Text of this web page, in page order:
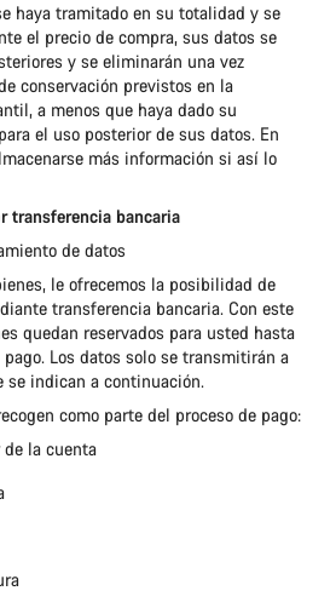
haya tramitado en su totalidad y se
el precio de compra, sus datos se
y se eliminarán una vez
conservación previstos en la
a menos que haya dado su
el uso posterior de sus datos. En
más información si así lo
transferencia bancaria
de datos
le ofrecemos la posibilidad de
transferencia bancaria. Con este
quedan reservados para usted hasta
Los datos solo se transmitirán a
se indican a continuación.
como parte del proceso de pago:
la cuenta